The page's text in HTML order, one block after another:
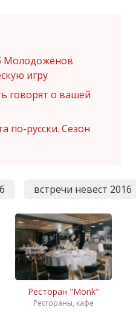
Молодожёнов
игру
говорят о вашей
по-русски. Сезон
встречи невест 2016
Ресторан "Monk"
Рестораны, кафе